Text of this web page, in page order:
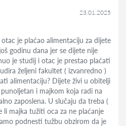
23.01.2025
je plaćao alimentaciju za dijete
godinu dana jer se dijete nije
je studij i otac je prestao plaćati
željeni fakultet ( izvanredno )
alimentaciju? Dijete živi u obitelji
i majkom koja radi na
zaposlena. U slučaju da treba (
li majka tužiti oca za ne plaćanje
podnesti tužbu obzirom da je